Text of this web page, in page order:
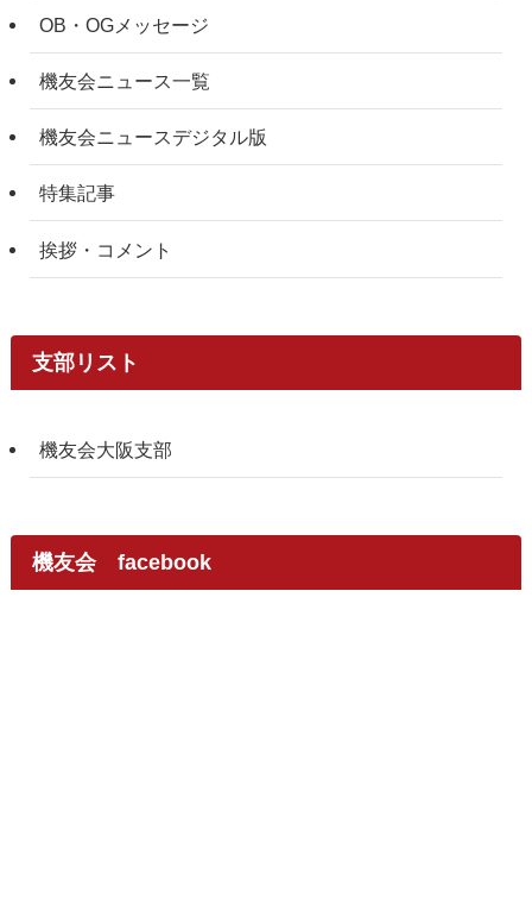
OB・OGメッセージ
機友会ニュース一覧
機友会ニュースデジタル版
特集記事
挨拶・コメント
支部リスト
機友会大阪支部
機友会 facebook